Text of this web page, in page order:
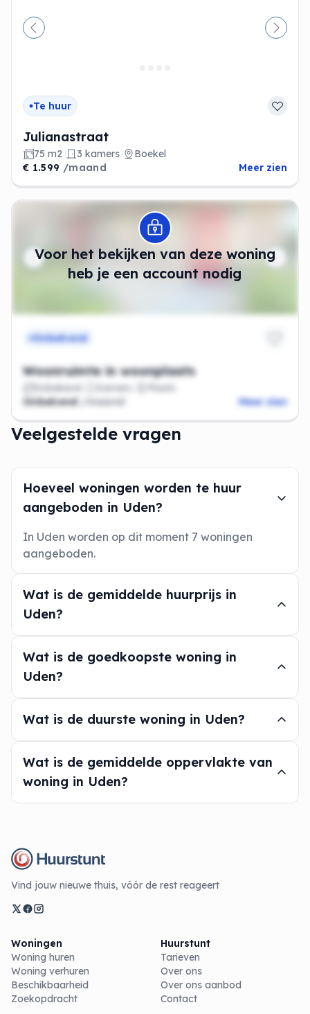
Vorige
Te huur
Julianastraat
75 m2 3 kamers
Boekel
€ 1.599 /maand Meer zien
Voor het bekijken van deze woning
heb je een account nodig
Modal openen
Onbekend
Woonruimte in woonplaats
Onbekend Kamers
Plaats
Onbekend
/maand Meer zien
Veelgestelde vragen
Hoeveel woningen worden te huur
aangeboden in Uden?
In Uden worden op dit moment 7 woningen
aangeboden.
Wat is de gemiddelde huurprijs in
Uden?
Wat is de goedkoopste woning in
Uden?
Wat is de duurste woning in Uden?
Wat is de gemiddelde oppervlakte van
woning in Uden?
Vind jouw nieuwe thuis, vóór de rest reageert
Woningen
Woning huren
Woning verhuren
Beschikbaarheid
Zoekopdracht
Huurstunt
Tarieven
Over ons
Over ons aanbod
Contact